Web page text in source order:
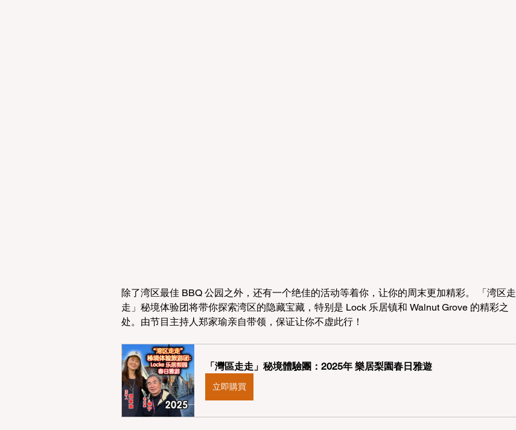
除了湾区最佳 BBQ 公园之外，还有一个绝佳的活动等着你，让你的周末更加精彩。 「湾区走
走」秘境体验团将带你探索湾区的隐藏宝藏，特别是 Lock 乐居镇和 Walnut Grove 的精彩之
处。由节目主持人郑家瑜亲自带领，保证让你不虚此行！
「灣區走走」秘境體驗團：2025年 樂居梨園春日雅遊
立即購買